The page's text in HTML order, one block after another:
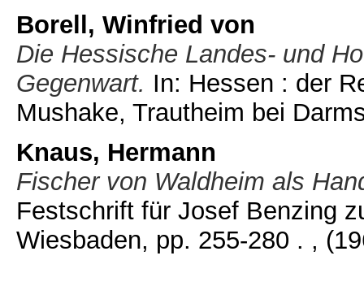
Borell, Winfried von
Die Hessische Landes- und
Gegenwart. In: Hessen : der
Mushake, Trautheim bei
Knaus, Hermann
Fischer von Waldheim als
Festschrift für Josef Benzing
Wiesbaden, pp. 255-280 . ,